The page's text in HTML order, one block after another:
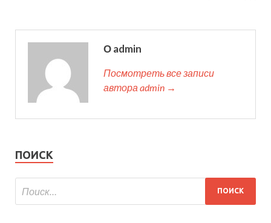
О admin
Посмотреть все записи
автора admin →
ПОИСК